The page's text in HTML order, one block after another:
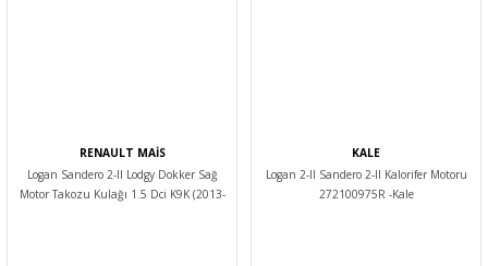
RENAULT MAİS
Logan Sandero 2-II Lodgy Dokker Sağ
Motor Takozu Kulağı 1.5 Dci K9K (2013-
KALE
Logan 2-II Sandero 2-II Kalorifer Motoru
272100975R -Kale